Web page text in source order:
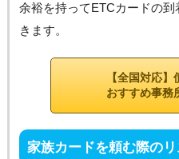
余裕を持ってETCカードの
きます。
【全国対応
おすすめ事務
家族カードを頼む際の